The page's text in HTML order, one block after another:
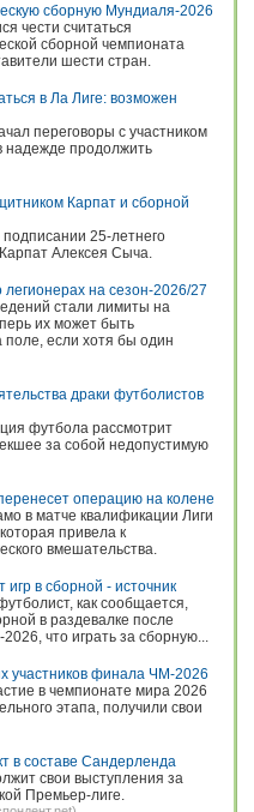
сборную Мундиаля-2026
чести считаться
сборной чемпионата
шести стран.
в Ла Лиге: возможен
переговоры с участником
надежде продолжить
Карпат и сборной
25-летнего
Алексея Сыча.
на сезон-2026/27
стали лимиты на
их может быть
если хотя бы один
драки футболистов
футбола рассмотрит
за собой недопустимую
операцию на колене
в матче квалификации Лиги
привела к
вмешательства.
в сборной - источник
как сообщается,
в раздевалке после
что играть за сборную...
участников финала ЧМ-2026
в чемпионате мира 2026
этапа, получили свои
в составе Сандерленда
свои выступления за
Премьер-лиге.